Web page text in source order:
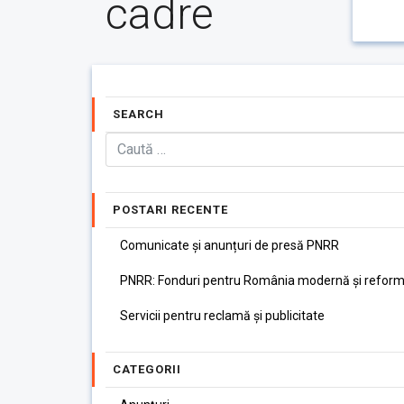
cadre
SEARCH
POSTARI RECENTE
Comunicate și anunțuri de presă PNRR
PNRR: Fonduri pentru România modernă și
Servicii pentru reclamă și publicitate
CATEGORII